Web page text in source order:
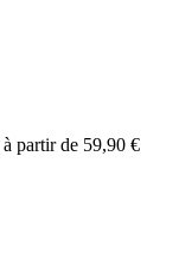
à partir de 59,90 €